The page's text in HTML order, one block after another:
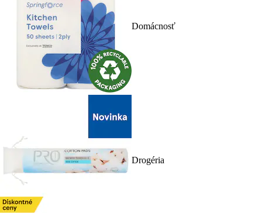
Domácnosť
Drogéria